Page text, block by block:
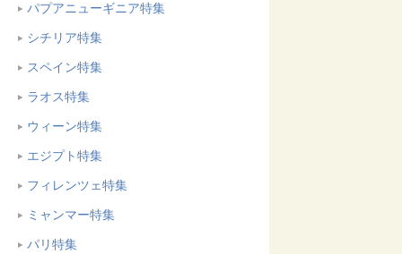
パプアニューギニア特集
シチリア特集
スペイン特集
ラオス特集
ウィーン特集
エジプト特集
フィレンツェ特集
ミャンマー特集
パリ特集